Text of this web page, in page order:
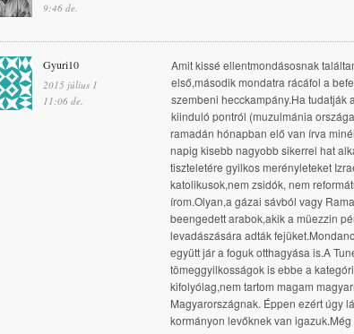
9:46 de.
Gyuri10
2015 július 1
11:06 de.
Amit kissé ellentmondásosnak
első,második mondatra rácáfol a
szembeni hecckampány.Ha tudatják
kiinduló pontról (muzulmánia
ramadán hónapban elő van írva
napig kisebb nagyobb sikerrel hat
tiszteletére gyilkos merényleteket
katolikusok,nem zsidók, nem
írom.Olyan,a gázai sávból vagy
beengedett arabok,akik a müezzin
levadászására adták
együtt jár a foguk otthagyása is.A
tömeggyilkosságok is ebbe a
kifolyólag,nem tartom magam
Magyarországnak. Éppen ezért úgy
kormányon levőknek van